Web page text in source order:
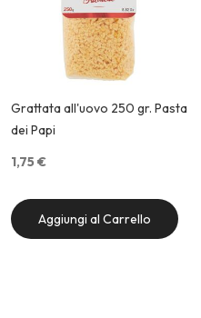
Grattata all'uovo 250 gr. Pasta
dei Papi
1,75 €
Aggiungi al Carrello